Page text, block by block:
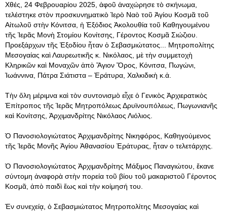
Χθές, 24 Φεβρουαρίου 2025, ἀφοῦ ἀναχώρησε τὸ σκήνωμα,
τελέστηκε στὸν προσκυνηματικὸ Ἱερὸ Ναὸ τοῦ Ἁγίου Κοσμᾶ τοῦ
Αἰτωλοῦ στὴν Κόνιτσα, ἡ Ἐξόδιος Ἀκολουθία τοῦ Καθηγουμένου
τῆς Ἱερᾶς Μονὴ Στομίου Κονίτσης, Γέροντος Κοσμᾶ Σιώζιου.
Προεξάρχων τῆς Ἐξοδίου ἦταν ὁ Σεβασμιώτατος... Μητροπολίτης
Μεσογαίας καὶ Λαυρεωτικῆς κ. Νικόλαος, μὲ τὴν συμμετοχὴ
Κληρικῶν καὶ Μοναχῶν ἀπὸ Ἅγιον Ὅρος, Κόνιτσα, Πωγώνι,
Ἰωάννινα, Πάτρα Σιάτιστα – Ἐράτυρα, Χαλκιδικὴ κ.ἀ.
Τὴν ὅλη μέριμνα καὶ τὸν συντονισμὸ εἶχε ὁ Γενικὸς Ἀρχιερατικὸς
Ἐπίτροπος τῆς Ἱερᾶς Μητροπόλεως Δρυϊνουπόλεως, Πωγωνιανῆς
καὶ Κονίτσης, Ἀρχιμανδρίτης Νικόλαος Λιόλιος.
Ὁ Πανοσιολογιώτατος Ἀρχιμανδρίτης Νικηφόρος, Καθηγούμενος
τῆς Ἱερᾶς Μονῆς Ἁγίου Ἀθανασίου Ἐράτυρας, ἦταν o τελετάρχης.
Ὁ Πανοσιολογιώτατος Ἀρχιμανδρίτης Μάξιμος Παναγιώτου, ἔκανε
σύντομη ἀναφορὰ στὴν πορεία τοῦ βίου τοῦ μακαριστοῦ Γέροντος
Κοσμᾶ, ἀπὸ παιδὶ ἕως καὶ τὴν κοίμησή του.
Ἐν συνεχείᾳ, ὁ Σεβασμιώτατος Μητροπολίτης Μεσογαίας καὶ